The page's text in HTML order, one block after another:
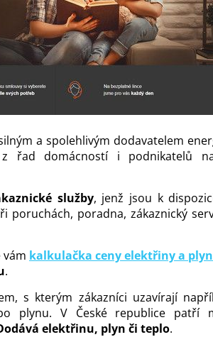
a spolehlivým dodavatelem
z řad domácností i podnikatelů
služby, jenž jsou k
poradna, zákaznický
vám kalkulačka ceny elektřiny a
.
s kterým zákazníci uzavírají
plynu. V České republice patří
elektřinu, plyn či teplo.